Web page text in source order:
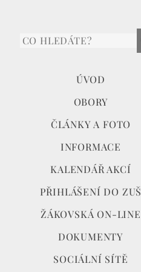
ÚVOD
OBORY
ČLÁNKY A FOTO
INFORMACE
KALENDÁŘ AKCÍ
PŘIHLÁŠENÍ DO ZUŠ
ŽÁKOVSKÁ ON-LINE
DOKUMENTY
SOCIÁLNÍ SÍTĚ